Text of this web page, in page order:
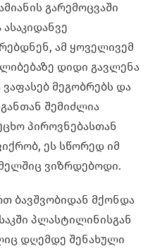
გარემოცვაში
ამ ყოველივემ
დიდი გავლენა
მეგობრებს და
შემიძლია
პიროვნებასთან
ეს სწორედ იმ
ვიზრდებოდი.
ბავშვობიდან მქონდა
პლასტილინისგან
დღემდე შენახული